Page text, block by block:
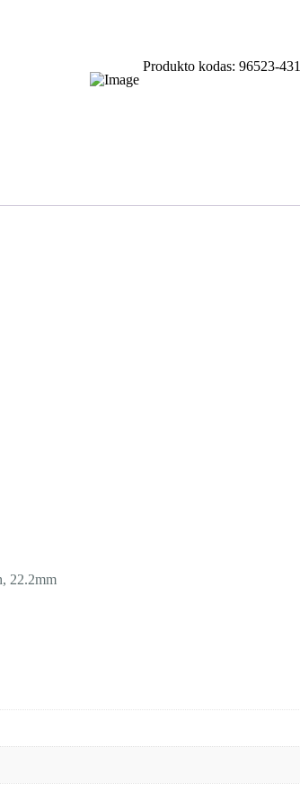
Produkto kodas: 96523-
22.2mm